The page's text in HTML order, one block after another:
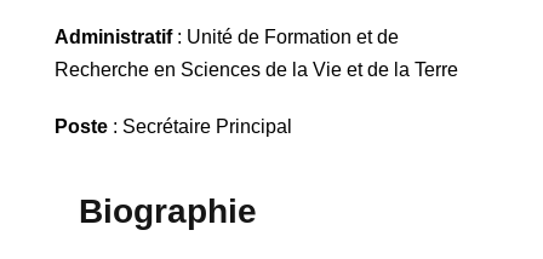
Administratif : Unité de Formation et de
Recherche en Sciences de la Vie et de la Terre
Poste: Secrétaire Principal
Biographie